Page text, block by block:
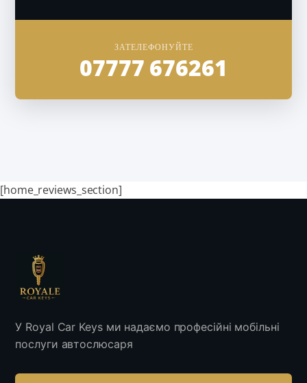
ЗАТЕЛЕФОНУЙТЕ
07777 676261
[home_reviews_section]
У Royal Car Keys ми надаємо професійні мобільні
послуги автослюсаря